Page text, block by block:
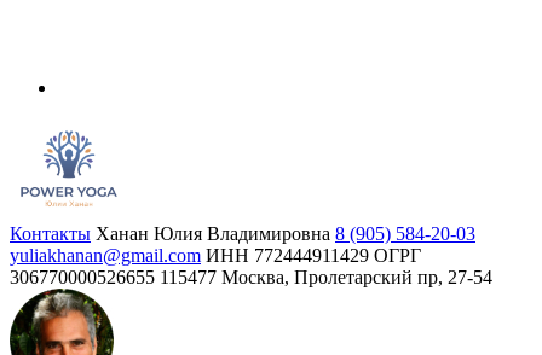
Контакты Ханан Юлия Владимировна 8 (905) 584-20-03
yuliakhanan@gmail.com ИНН 772444911429 ОГРГ
306770000526655 115477 Москва, Пролетарский пр, 27-54